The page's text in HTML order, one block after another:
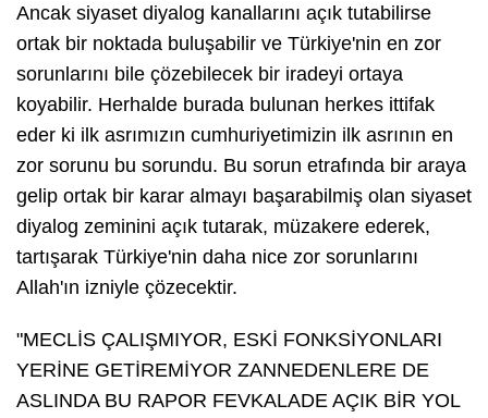
Ancak siyaset diyalog kanallarını açık tutabilirse
ortak bir noktada buluşabilir ve Türkiye'nin en zor
sorunlarını bile çözebilecek bir iradeyi ortaya
koyabilir. Herhalde burada bulunan herkes ittifak
eder ki ilk asrımızın cumhuriyetimizin ilk asrının en
zor sorunu bu sorundu. Bu sorun etrafında bir araya
gelip ortak bir karar almayı başarabilmiş olan siyaset
diyalog zeminini açık tutarak, müzakere ederek,
tartışarak Türkiye'nin daha nice zor sorunlarını
Allah'ın izniyle çözecektir.
"MECLİS ÇALIŞMIYOR, ESKİ FONKSİYONLARI
YERİNE GETİREMİYOR ZANNEDENLERE DE
ASLINDA BU RAPOR FEVKALADE AÇIK BİR YOL